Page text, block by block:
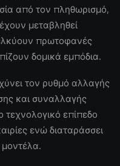
από τον πληθωρισμό,
μεταβληθεί
πρωτοφανές
δομικά εμπόδια.
τον ρυθμό αλλαγής
και συναλλαγής
τεχνολογικό επίπεδο
ενώ διαταράσσει
μοντέλα.